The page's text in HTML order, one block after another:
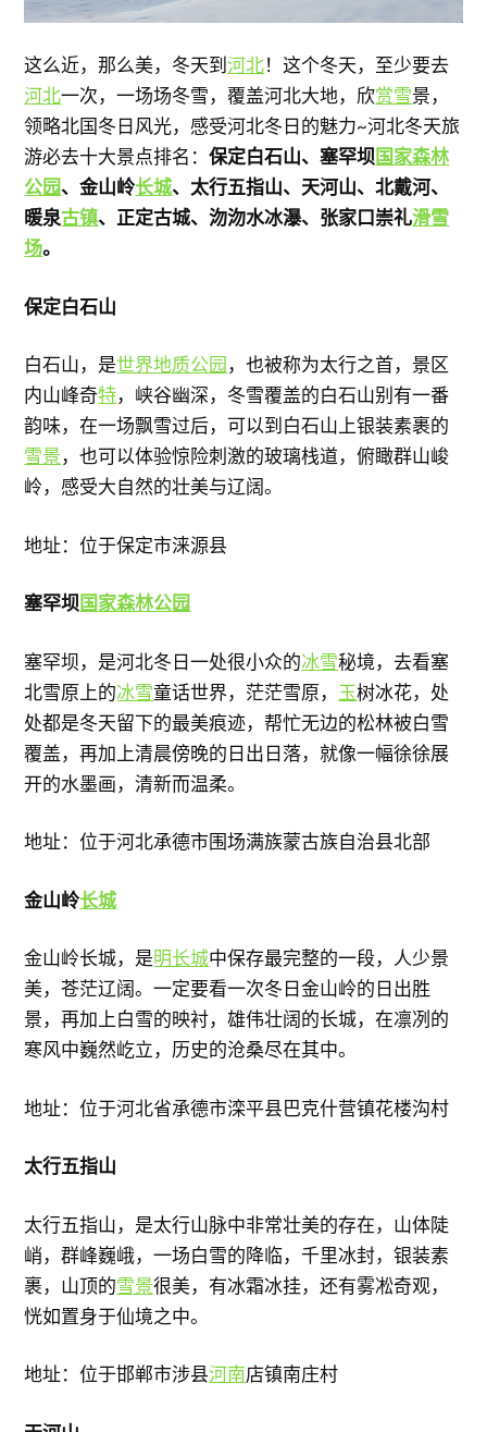
这么近，那么美，冬天到河北！这个冬天，至少要去
河北一次，一场场冬雪，覆盖河北大地，欣赏雪景，
领略北国冬日风光，感受河北冬日的魅力~河北冬天旅
游必去十大景点排名：保定白石山、塞罕坝国家森林
公园、金山岭长城、太行五指山、天河山、北戴河、
暖泉古镇、正定古城、沕沕水冰瀑、张家口崇礼滑雪
场。
保定白石山
白石山，是世界地质公园 ，也被称为太行之首，景区
内山峰奇特，峡谷幽深，冬雪覆盖的白石山别有一番
韵味，在一场飘雪过后，可以到白石山上银装素裹的
雪景，也可以体验惊险刺激的玻璃栈道，俯瞰群山峻
岭，感受大自然的壮美与辽阔。
地址：位于保定市涞源县
塞罕坝国家森林公园
塞罕坝，是河北冬日一处很小众的冰雪秘境，去看塞
北雪原上的冰雪童话世界，茫茫雪原， 玉树冰花，处
处都是冬天留下的最美痕迹，帮忙无边的松林被白雪
覆盖，再加上清晨傍晚的日出日落，就像一幅徐徐展
开的水墨画，清新而温柔。
地址：位于河北承德市围场满族蒙古族自治县北部
金山岭长城
金山岭长城，是明长城中保存最完整的一段，人少景
美，苍茫辽阔。一定要看一次冬日金山岭的日出胜
景，再加上白雪的映衬，雄伟壮阔的长城，在凛冽的
寒风中巍然屹立，历史的沧桑尽在其中。
地址：位于河北省承德市滦平县巴克什营镇花楼沟村
太行五指山
太行五指山，是太行山脉中非常壮美的存在，山体陡
峭，群峰巍峨，一场白雪的降临，千里冰封，银装素
裹，山顶的雪景很美，有冰霜冰挂，还有雾凇奇观，
恍如置身于仙境之中。
地址：位于邯郸市涉县河南店镇南庄村